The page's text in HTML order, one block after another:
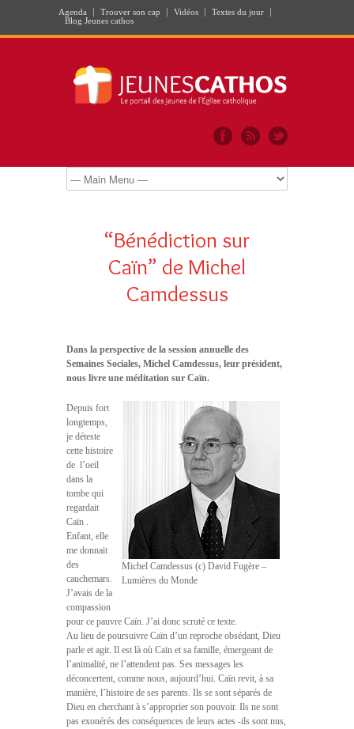
Agenda Trouver son cap Vidéos
Textes du jour
Blog Jeunes cathos
“Bénédiction sur
Caïn” de Michel
Camdessus
Dans la perspective de la session annuelle des
Semaines Sociales, Michel Camdessus, leur président,
nous livre une méditation sur Caïn.
Michel Camdessus (c) David Fugère –
Lumières du Monde
Depuis fort
longtemps,
je déteste
cette histoire
de  l’oeil
dans la
tombe qui
regardait
Caïn .
Enfant, elle
me donnait
des
cauchemars.
J’avais de la
compassion
pour ce pauvre Caïn. J’ai donc scruté ce texte.
Au lieu de poursuivre Caïn d’un reproche obsédant, Dieu
parle et agit. Il est là où Caïn et sa famille, émergeant de
l’animalité, ne l’attendent pas. Ses messages les
déconcertent, comme nous, aujourd’hui. Caïn revit, à sa
manière, l’histoire de ses parents. Ils se sont séparés de
Dieu en cherchant à s’approprier son pouvoir. Ils ne sont
pas exonérés des conséquences de leurs actes -ils sont nus,